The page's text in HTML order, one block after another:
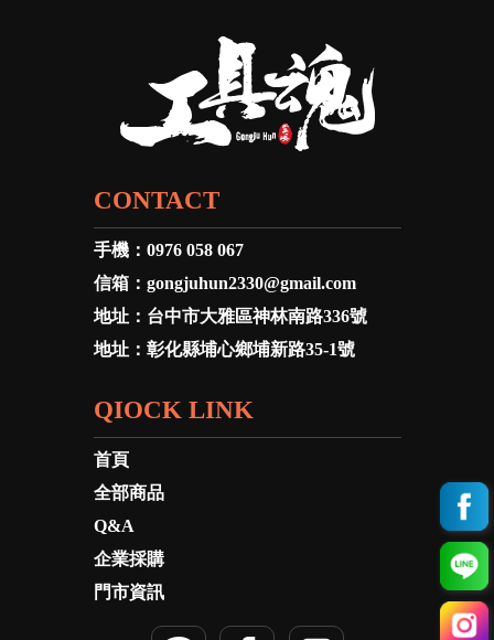
CONTACT
手機： 0976 058 067
信箱： gongjuhun2330@gmail.com
地址： 台中市大雅區神林南路336號
地址： 彰化縣埔心鄉埔新路35-1號
QIOCK LINK
首頁
全部商品
Q&A
企業採購
門市資訊